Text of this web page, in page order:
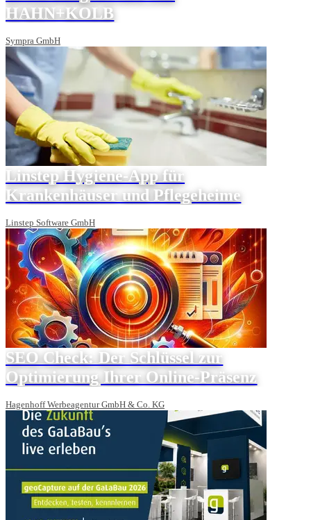
HAHN+KOLB
Sympra GmbH
Linstep Hygiene-App für
Krankenhäuser und Pflegeheime
Linstep Software GmbH
SEO Check: Der Schlüssel zur
Optimierung Ihrer Online-Präsenz
Hagenhoff Werbeagentur GmbH & Co. KG